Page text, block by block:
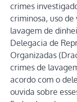
crimes
criminosa, uso
lavagem de
Delegacia de
Organizadas
crimes de
acordo com o
ouvida sobre